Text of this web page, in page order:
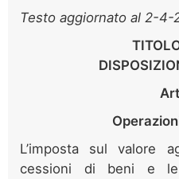
Testo aggiornato al 2-4-
L’imposta sul valore
cessioni di beni e